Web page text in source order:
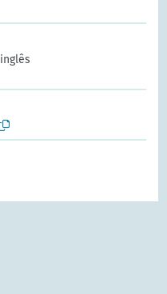
inglês